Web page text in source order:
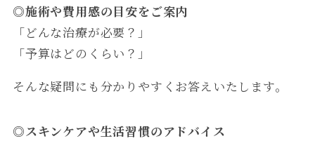
◎施術や費用感の目安をご案内
「どんな治療が必要？」
「予算はどのくらい？」
そんな疑問にも分かりやすくお答えいたします。
◎スキンケアや生活習慣のアドバイス